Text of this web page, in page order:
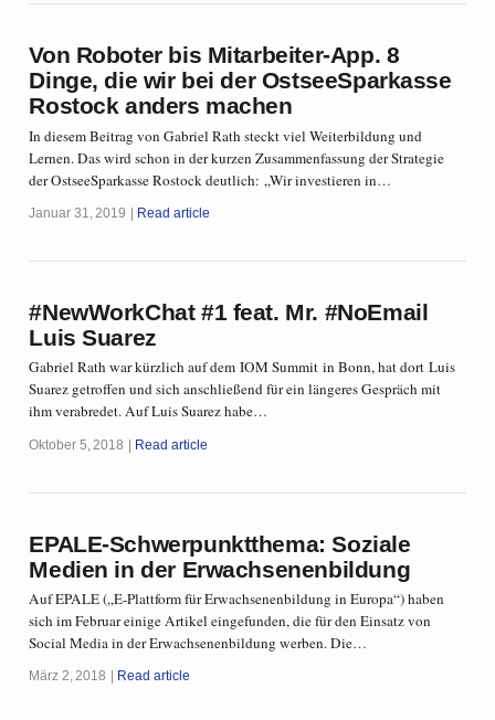
Von Roboter bis Mitarbeiter-App. 8
Dinge, die wir bei der OstseeSparkasse
Rostock anders machen
In diesem Beitrag von Gabriel Rath steckt viel Weiterbildung und
Lernen. Das wird schon in der kurzen Zusammenfassung der Strategie
der OstseeSparkasse Rostock deutlich: „Wir investieren in…
Januar 31, 2019 Read article
#NewWorkChat #1 feat. Mr. #NoEmail
Luis Suarez
Gabriel Rath war kürzlich auf dem IOM Summit in Bonn, hat dort Luis
Suarez getroffen und sich anschließend für ein längeres Gespräch mit
ihm verabredet. Auf Luis Suarez habe…
Oktober 5, 2018 Read article
EPALE-Schwerpunktthema: Soziale
Medien in der Erwachsenenbildung
Auf EPALE („E-Plattform für Erwachsenenbildung in Europa“) haben
sich im Februar einige Artikel eingefunden, die für den Einsatz von
Social Media in der Erwachsenenbildung werben. Die…
März 2, 2018 Read article